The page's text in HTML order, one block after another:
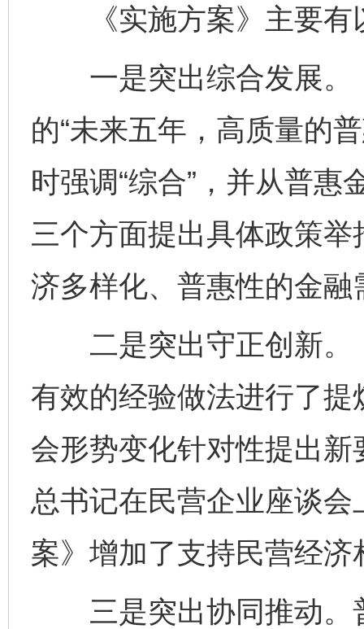
《实施方案》主要有
一是突出综合发展。
的“未来五年，高质量的
时强调“综合”，并从普
三个方面提出具体政策
济多样化、普惠性的金融
二是突出守正创新。
有效的经验做法进行了
会形势变化针对性提出
总书记在民营企业座谈
案》增加了支持民营经济
三是突出协同推动。